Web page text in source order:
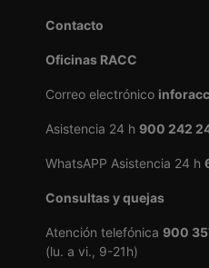
Contacto
Oficinas RACC
Correo electrónico
Asistencia 24 h 900 242
WhatsAPP Asistencia 24 h
Consultas y quejas
Atención telefónica 900
(lu. a vi., 9-21h)